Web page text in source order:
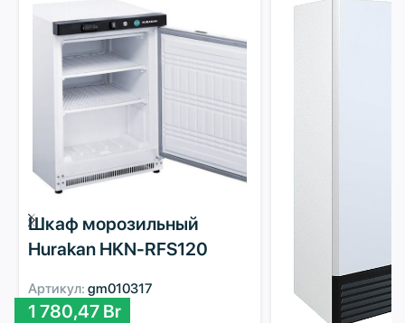
Шкаф морозильный
Hurakan HKN-RFS120
Артикул: gm010317
1 780,47 Br